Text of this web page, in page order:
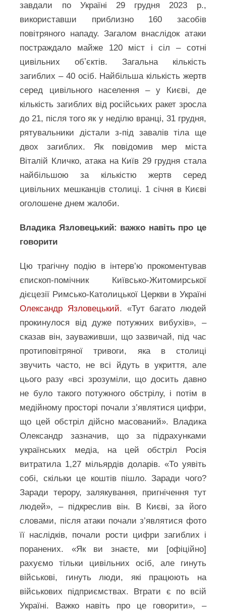
завдали по Україні 29 грудня 2023 р.,
використавши приблизно 160 засобів
повітряного нападу. Загалом внаслідок атаки
постраждало майже 120 міст і сіл – сотні
цивільних обʼєктів. Загальна кількість
загиблих – 40 осіб. Найбільша кількість жертв
серед цивільного населення – у Києві, де
кількість загиблих від російських ракет зросла
до 21, після того як у неділю вранці, 31 грудня,
рятувальники дістали з-під завалів тіла ще
двох загиблих. Як повідомив мер міста
Віталій Кличко, атака на Київ 29 грудня стала
найбільшою за кількістю жертв серед
цивільних мешканців столиці. 1 січня в Києві
оголошене днем жалоби.
Владика Язловецький: важко навіть про це
говорити
Цю трагічну подію в інтерв’ю прокоментував
єпископ-помічник Київсько-Житомирської
дієцезії Римсько-Католицької Церкви в Україні
Олександр Язловецький. «Тут багато людей
прокинулося від дуже потужних вибухів», –
сказав він, зауваживши, що зазвичай, під час
протиповітряної тривоги, яка в столиці
звучить часто, не всі йдуть в укриття, але
цього разу «всі зрозуміли, що досить давно
не було такого потужного обстрілу, і потім в
медійному просторі почали з’являтися цифри,
що цей обстріл дійсно масований». Владика
Олександр зазначив, що за підрахунками
українських медіа, на цей обстріл Росія
витратила 1,27 мільярдів доларів. «То уявіть
собі, скільки це коштів пішло. Заради чого?
Заради терору, залякування, пригнічення тут
людей», – підкреслив він. В Києві, за його
словами, після атаки почали з’являтися фото
її наслідків, почали рости цифри загиблих і
поранених. «Як ви знаєте, ми [офіційно]
рахуємо тільки цивільних осіб, але гинуть
військові, гинуть люди, які працюють на
військових підприємствах. Втрати є по всій
Україні. Важко навіть про це говорити», –